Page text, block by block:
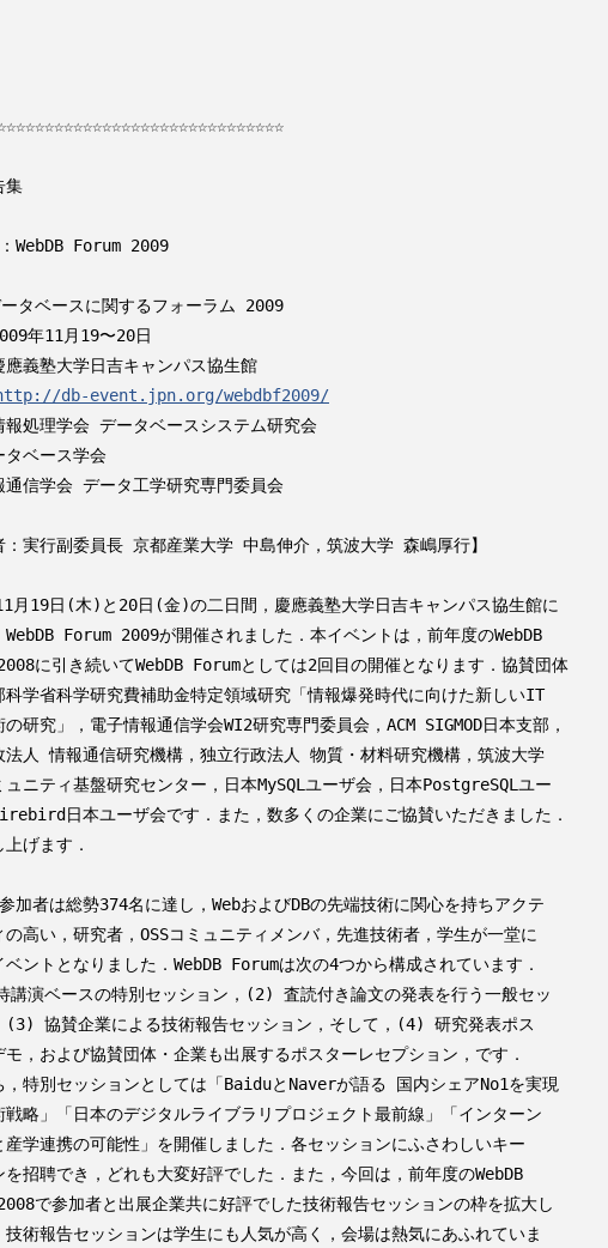
集
WebDB Forum 2009
ータベースに関するフォーラム 2009
年11月19〜20日
應義塾大学日吉キャンパス協生館
db-event.jpn.org/webdbf2009/
報処理学会 データベースシステム研究会
タベース学会
通信学会 データ工学研究専門委員会
：実行副委員長 京都産業大学 中島伸介，筑波大学 森嶋厚行】
月19日(木)と20日(金)の二日間，慶應義塾大学日吉キャンパス協生館に
WebDB Forum 2009が開催されました．本イベントは，前年度のWebDB
に引き続いてWebDB Forumとしては2回目の開催となります．協賛団体
科学省科学研究費補助金特定領域研究「情報爆発時代に向けた新しいIT
研究」，電子情報通信学会WI2研究専門委員会，ACM SIGMOD日本支部，
法人 情報通信研究機構，独立行政法人 物質・材料研究機構，筑波大学
ュニティ基盤研究センター，日本MySQLユーザ会，日本PostgreSQLユー
日本ユーザ会です．また，数多くの企業にご協賛いただきました．
げます．
加者は総勢374名に達し，WebおよびDBの先端技術に関心を持ちアクテ
の高い，研究者，OSSコミュニティメンバ，先進技術者，学生が一堂に
ベントとなりました．WebDB Forumは次の4つから構成されています．
演ベースの特別セッション，(2) 査読付き論文の発表を行う一般セッ
(3) 協賛企業による技術報告セッション，そして，(4) 研究発表ポス
モ，および協賛団体・企業も出展するポスターレセプション，です．
，特別セッションとしては「BaiduとNaverが語る 国内シェアNo1を実現
戦略」「日本のデジタルライブラリプロジェクト最前線」「インターン
産学連携の可能性」を開催しました．各セッションにふさわしいキー
を招聘でき，どれも大変好評でした．また，今回は，前年度のWebDB
で参加者と出展企業共に好評でした技術報告セッションの枠を拡大し
技術報告セッションは学生にも人気が高く，会場は熱気にあふれていま